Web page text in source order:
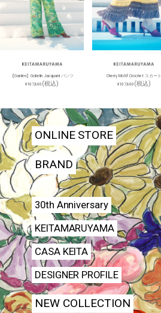
【Garden】Gobelin Jacquard パンツ
¥107,800 (税込)
Cherry Motif Crochet スカート
¥107,800 (税込)
ONLINE STORE
BRAND
30th Anniversary
KEITAMARUYAMA
CASA KEITA
DESIGNER PROFILE
NEW COLLECTION